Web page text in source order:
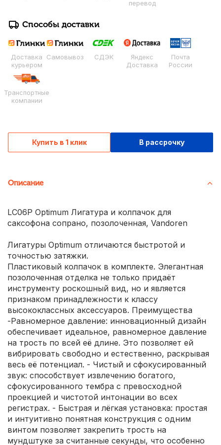
перевод
Способы доставки
Доставка
курьером
Самовывоз СДЭК
Яндекс
Доставка
Почта
России
Транспортные
компании
Купить в 1 клик В рассрочку
Описание
LC06P Optimum Лигатура и колпачок для
саксофона сопрано, позолоченная, Vandoren
Лигатуры Optimum отличаются быстротой и
точностью затяжки.
Пластиковый колпачок в комплекте. Элегантная
позолоченная отделка не только придаёт
инструменту роскошный вид, но и является
признаком принадлежности к классу
высококлассных аксессуаров. Преимущества
-Равномерное давление: инновационный дизайн
обеспечивает идеальное, равномерное давление
на трость по всей её длине. Это позволяет ей
вибрировать свободно и естественно, раскрывая
весь её потенциал. - Чистый и сфокусированный
звук: способствует извлечению богатого,
сфокусированного тембра с превосходной
проекцией и чистотой интонации во всех
регистрах. - Быстрая и лёгкая установка: простая
и интуитивно понятная конструкция с одним
винтом позволяет закрепить трость на
мундштуке за считанные секунды, что особенно